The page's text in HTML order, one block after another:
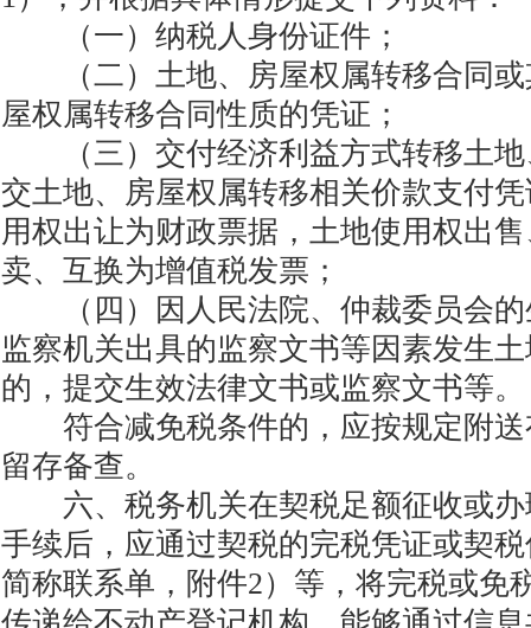
（一）纳税人身份证件；
（二）土地、房屋权属转移合同或
屋权属转移合同性质的凭证；
（三）交付经济利益方式转移土地
交土地、房屋权属转移相关价款支付
用权出让为财政票据，土地使用权出
卖、互换为增值税发票；
（四）因人民法院、仲裁委员会的
监察机关出具的监察文书等因素发生
的，提交生效法律文书或监察文书等。
符合减免税条件的，应按规定附送
留存备查。
六、税务机关在契税足额征收或办
手续后，应通过契税的完税凭证或契
简称联系单，附件2）等，将完税或免